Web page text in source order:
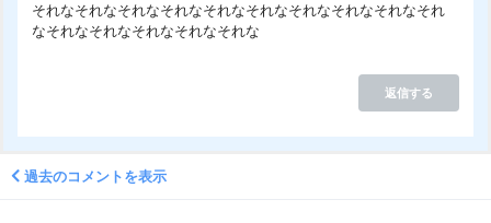
それなそれなそれなそれなそれなそれなそれなそれなそれなそれ
なそれなそれなそれなそれなそれな
返信する
過去のコメントを表示